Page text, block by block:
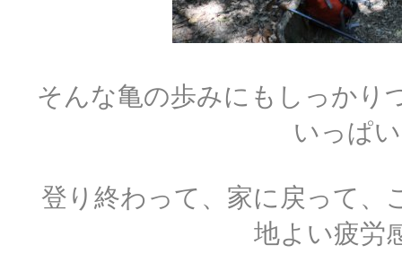
そんな亀の歩みにもしっかり
いっぱ
登り終わって、家に戻って、
地よい疲労